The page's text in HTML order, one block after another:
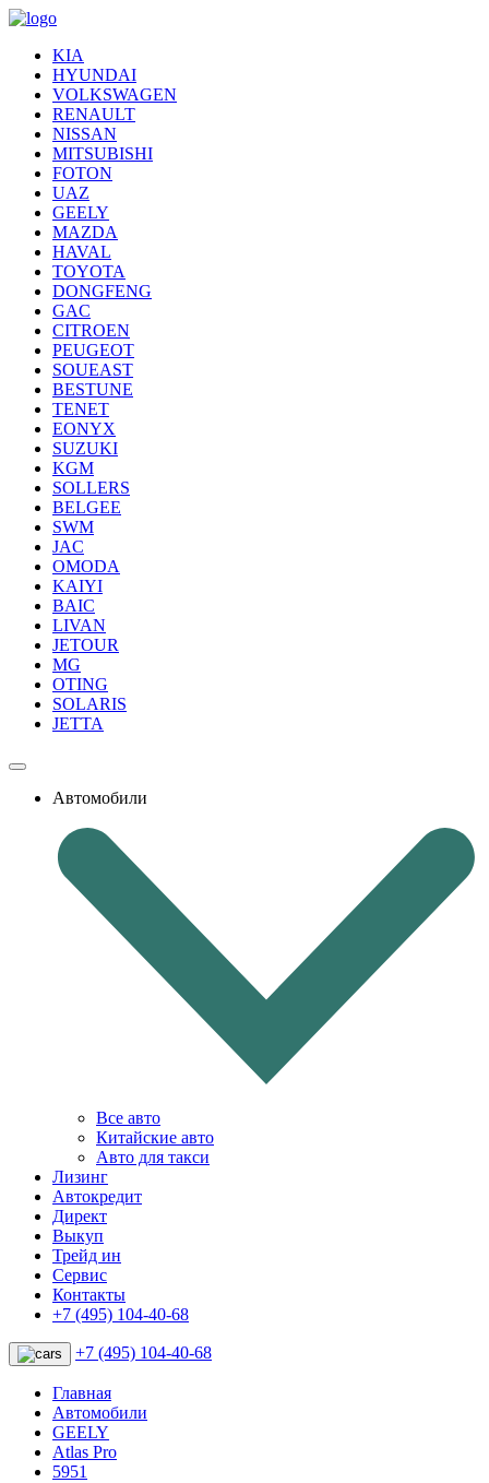
KIA
HYUNDAI
VOLKSWAGEN
RENAULT
NISSAN
MITSUBISHI
FOTON
UAZ
GEELY
MAZDA
HAVAL
TOYOTA
DONGFENG
GAC
CITROEN
PEUGEOT
SOUEAST
BESTUNE
TENET
EONYX
SUZUKI
KGM
SOLLERS
BELGEE
SWM
JAC
OMODA
KAIYI
BAIC
LIVAN
JETOUR
MG
OTING
SOLARIS
JETTA
Автомобили
Все авто
Китайские авто
Авто для такси
Лизинг
Автокредит
Директ
Выкуп
Трейд ин
Сервис
Контакты
+7 (495) 104-40-68
+7 (495) 104-40-68
Главная
Автомобили
GEELY
Atlas Pro
5951